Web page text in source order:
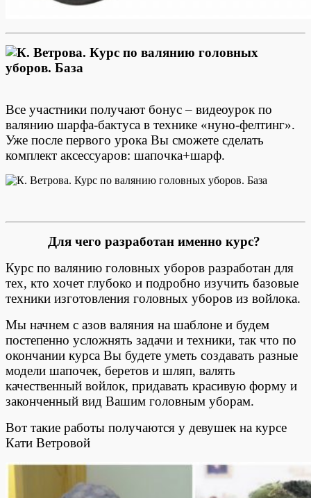
Все участники получают бонус – видеоурок по
валянию шарфа-бактуса в технике «нуно-фелтинг».
Уже после первого урока Вы сможете сделать
комплект аксессуаров: шапочка+шарф.
Для чего разработан именно курс?
Курс по валянию головных уборов разработан для
тех, кто хочет глубоко и подробно изучить базовые
техники изготовления головных уборов из войлока.
Мы начнем с азов валяния на шаблоне и будем
постепенно усложнять задачи и техники, так что по
окончании курса Вы будете уметь создавать разные
модели шапочек, беретов и шляп, валять
качественный войлок, придавать красивую форму и
законченный вид Вашим головным уборам.
Вот такие работы получаются у девушек на курсе
Кати Ветровой